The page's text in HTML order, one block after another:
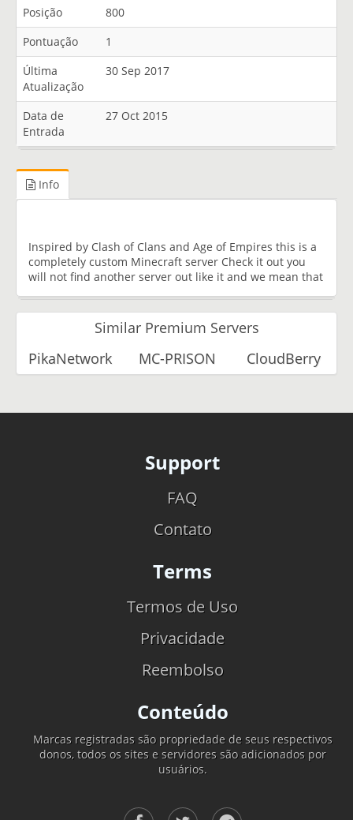
Posição
800
Pontuação
1
Última
Atualização
30 Sep 2017
Data de
Entrada
27 Oct 2015
Info
Inspired by Clash of Clans and Age of Empires this is a
completely custom Minecraft server Check it out you
will not find another server out like it and we mean that
Similar Premium Servers
PikaNetwork
MC-PRISON CloudBerry
Support
FAQ
Contato
Terms
Termos de Uso
Privacidade
Reembolso
Conteúdo
Marcas registradas são propriedade de seus respectivos
donos, todos os sites e servidores são adicionados por
usuários.